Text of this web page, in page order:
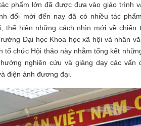
phẩm lớn đã được đưa vào giáo trình
đổi mới đến nay đã có nhiều tác
thể hiện những cách nhìn mới về chiến
Đại học Khoa học xã hội và nhân
tổ chức Hội thảo này nhằm tổng kết
nghiên cứu và giảng dạy các vấn
điện ảnh đương đại.